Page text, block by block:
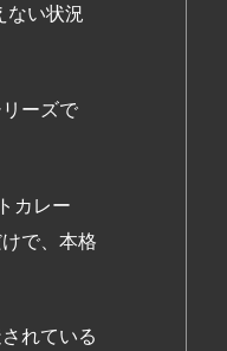
ない状況
ーズで
カレー
で、本格
れている